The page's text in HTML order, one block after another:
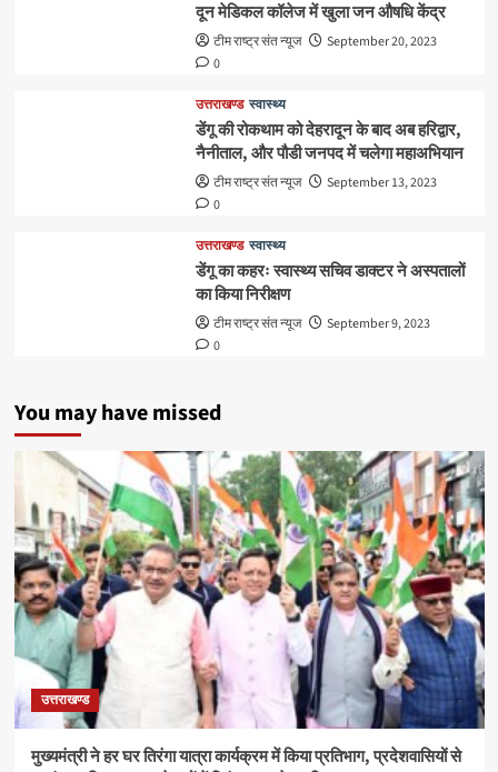
दून मेडिकल कॉलेज में खुला जन औषधि केंद्र
टीम राष्ट्र संत न्यूज
September 20, 2023
0
उत्तराखण्ड स्वास्थ्य
डेंगू की रोकथाम को देहरादून के बाद अब हरिद्वार,
नैनीताल, और पौडी जनपद में चलेगा महाअभियान
टीम राष्ट्र संत न्यूज
September 13, 2023
0
उत्तराखण्ड स्वास्थ्य
डेंगू का कहरः स्वास्थ्य सचिव डाक्टर ने अस्पतालों
का किया निरीक्षण
टीम राष्ट्र संत न्यूज
September 9, 2023
0
You may have missed
उत्तराखण्ड
मुख्यमंत्री ने हर घर तिरंगा यात्रा कार्यक्रम में किया प्रतिभाग, प्रदेशवासियों से